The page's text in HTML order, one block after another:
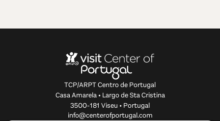
TCP/ARPT Centro de Portugal
Casa Amarela • Largo de Sta Cristina
3500-181 Viseu • Portugal
info@centerofportugal.com